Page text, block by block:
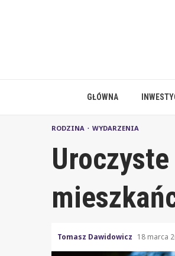
GŁÓWNA
RODZINA WYDARZENIA
Tomasz Dawidowicz 18 marca